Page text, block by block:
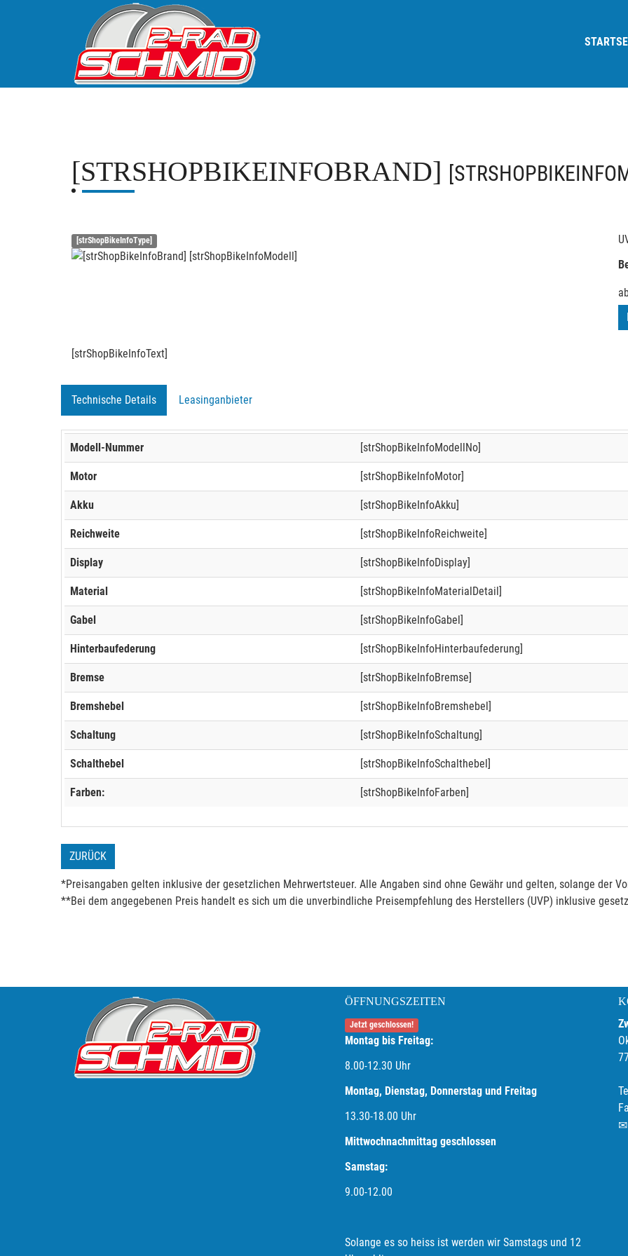
[STRSHOPBIKEINFOBRAND]
[strShopBikeInfoType]
[strShopBikeInfoText]
Technische Details Leasinganbieter
Modell-Nummer [strShopBikeInfoModellNo]
Motor [strShopBikeInfoMotor]
Akku [strShopBikeInfoAkku]
Reichweite [strShopBikeInfoReichweite]
Display [strShopBikeInfoDisplay]
Material [strShopBikeInfoMaterialDetail]
Gabel [strShopBikeInfoGabel]
Hinterbaufederung [strShopBikeInfoHinterbaufederung]
Bremse [strShopBikeInfoBremse]
Bremshebel [strShopBikeInfoBremshebel]
Schaltung [strShopBikeInfoSchaltung]
Schalthebel [strShopBikeInfoSchalthebel]
Farben: [strShopBikeInfoFarben]
ZURÜCK
*Preisangaben gelten inklusive der gesetzlichen Mehrwertsteuer. Alle Angaben sind ohne Gewähr und gelten, solange der
**Bei dem angegebenen Preis handelt es sich um die unverbindliche Preisempfehlung des Herstellers (UVP) inklusive
ÖFFNUNGSZEITEN
Jetzt geschlossen!
Montag bis Freitag:
8.00-12.30 Uhr
Montag, Dienstag, Donnerstag und Freitag
13.30-18.00 Uhr
Mittwochnachmittag geschlossen
Samstag:
9.00-12.00
Solange es so heiss ist werden wir Samstags und 12